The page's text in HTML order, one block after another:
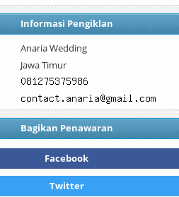
Informasi Pengiklan
Anaria Wedding
Jawa Timur
Bagikan Penawaran
Facebook
Twitter